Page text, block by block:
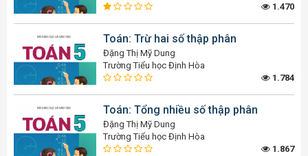
1.470
Toán: Trừ hai số thập phân
Đặng Thị Mỹ Dung
Trường Tiểu học Định Hòa
1.784
Toán: Tổng nhiều số thập phân
Đặng Thị Mỹ Dung
Trường Tiểu học Định Hòa
1.867